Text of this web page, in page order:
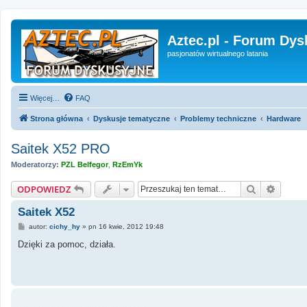
Aztec.pl - Forum
pasjonatów wirtualnego latania
Więcej… FAQ
Strona główna Dyskusje tematyczne Problemy techniczne Hardware
Saitek X52 PRO
Moderatorzy: PZL Belfegor, RzEmYk
ODPOWIEDZ Szukaj
Saitek X52
P
s
autor: cichy_hy» pn 16 kwie, 2012 19:48
Dzięki za pomoc, działa.